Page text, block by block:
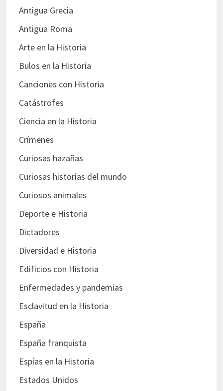
Antigua Grecia
Antigua Roma
Arte en la Historia
Bulos en la Historia
Canciones con Historia
Catástrofes
Ciencia en la Historia
Crímenes
Curiosas hazañas
Curiosas historias del mundo
Curiosos animales
Deporte e Historia
Dictadores
Diversidad e Historia
Edificios con Historia
Enfermedades y pandemias
Esclavitud en la Historia
España
España franquista
Espías en la Historia
Estados Unidos